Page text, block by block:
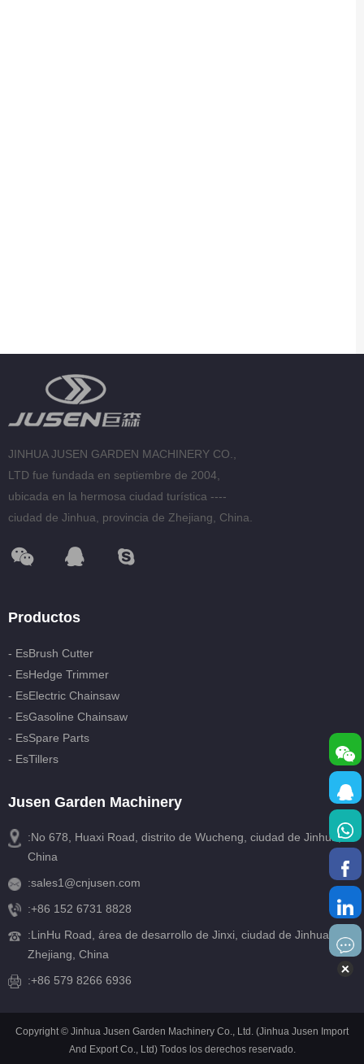
JINHUA JUSEN GARDEN MACHINERY CO.,
LTD fue fundada en septiembre de 2004,
ubicada en la hermosa ciudad turística ----
ciudad de Jinhua, provincia de Zhejiang, China.
Productos
- EsBrush Cutter
- EsHedge Trimmer
- EsElectric Chainsaw
- EsGasoline Chainsaw
- EsSpare Parts
- EsTillers
Jusen Garden Machinery
:No 678, Huaxi Road, distrito de Wucheng, ciudad de Jinhua,
China
:sales1@cnjusen.com
:+86 152 6731 8828
:LinHu Road, área de desarrollo de Jinxi, ciudad de Jinhua,
Zhejiang, China
:+86 579 8266 6936
Copyright © Jinhua Jusen Garden Machinery Co., Ltd. (Jinhua Jusen Import
And Export Co., Ltd) Todos los derechos reservado.